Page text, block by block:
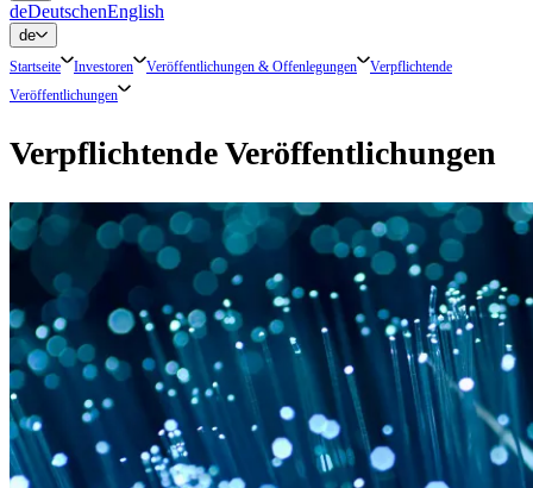
deDeutschenEnglish
de
Startseite Investoren Veröffentlichungen & Offenlegungen
Verpflichtende
Veröffentlichungen
Verpflichtende Veröffentlichungen